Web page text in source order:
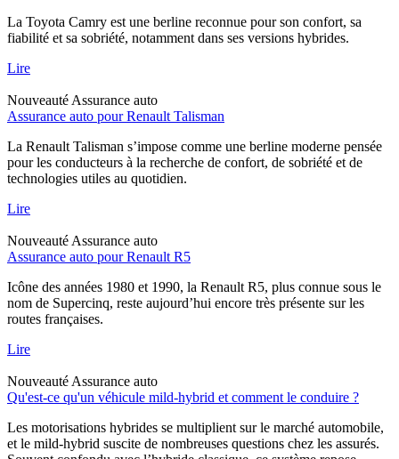
La Toyota Camry est une berline reconnue pour son confort, sa
fiabilité et sa sobriété, notamment dans ses versions hybrides.
Lire
Nouveauté Assurance auto
Assurance auto pour Renault Talisman
La Renault Talisman s’impose comme une berline moderne pensée
pour les conducteurs à la recherche de confort, de sobriété et de
technologies utiles au quotidien.
Lire
Nouveauté Assurance auto
Assurance auto pour Renault R5
Icône des années 1980 et 1990, la Renault R5, plus connue sous le
nom de Supercinq, reste aujourd’hui encore très présente sur les
routes françaises.
Lire
Nouveauté Assurance auto
Qu'est-ce qu'un véhicule mild-hybrid et comment le conduire ?
Les motorisations hybrides se multiplient sur le marché automobile,
et le mild-hybrid suscite de nombreuses questions chez les assurés.